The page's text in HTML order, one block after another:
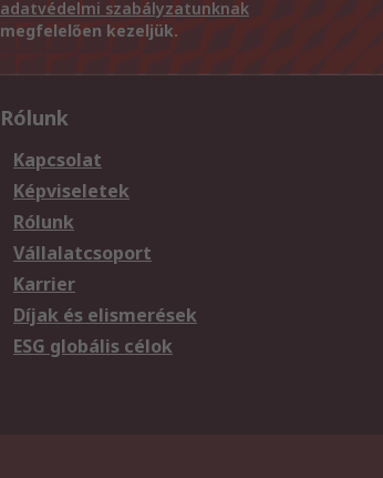
adatvédelmi szabályzatunknak
megfelelően kezeljük.
Rólunk
Kapcsolat
Képviseletek
Rólunk
Vállalatcsoport
Karrier
Díjak és elismerések
ESG globális célok